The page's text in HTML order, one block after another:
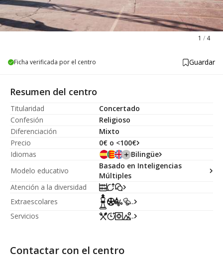
1 / 4
Ficha verificada por el centro Guardar
Resumen del centro
Titularidad
Concertado
Confesión
Religioso
Diferenciación
Mixto
Precio
0€ o <100€
Idiomas
Bilingüe
Modelo educativo
Basado en Inteligencias
Múltiples
Atención a la diversidad
Extraescolares
...
Servicios
...
Contactar con el centro